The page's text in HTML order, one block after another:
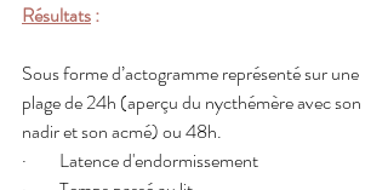
Résultats :
Sous forme d’actogramme représenté sur une
plage de 24h (aperçu du nycthémère avec son
nadir et son acmé) ou 48h.
·         Latence d'endormissement